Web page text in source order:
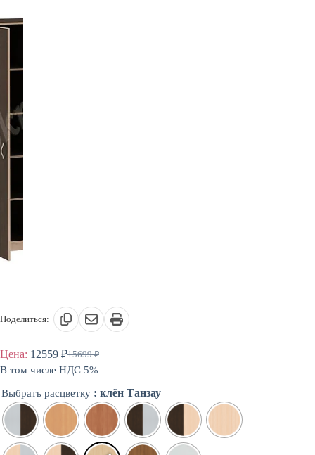
Поделиться:
Цена: 15699₽
Первоначальная
цена
15699 ₽.
12559 ₽Текущая
цена:
В том числе НДС 5%
Выбрать расцветку : клён Танзау